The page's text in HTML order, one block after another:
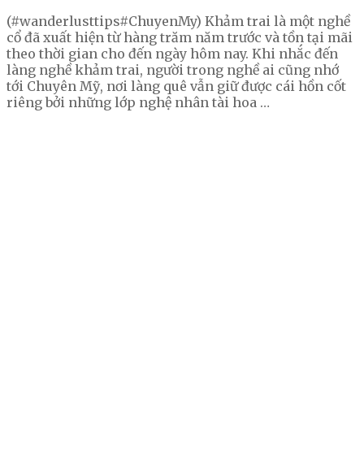
(#wanderlusttips#ChuyenMy) Khảm trai là một nghề
cổ đã xuất hiện từ hàng trăm năm trước và tồn tại mãi
theo thời gian cho đến ngày hôm nay. Khi nhắc đến
làng nghề khảm trai, người trong nghề ai cũng nhớ
tới Chuyên Mỹ, nơi làng quê vẫn giữ được cái hồn cốt
riêng bởi những lớp nghệ nhân tài hoa …